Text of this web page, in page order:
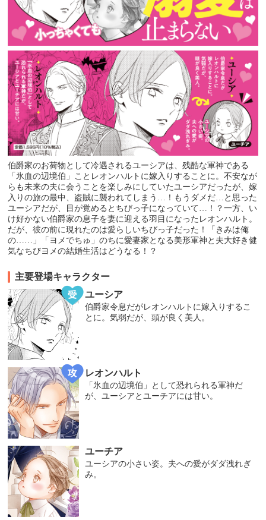
伯爵家のお荷物として冷遇されるユーシアは、残酷な軍神である
「氷血の辺境伯」ことレオンハルトに嫁入りすることに。不安なが
らも未来の夫に会うことを楽しみにしていたユーシアだったが、嫁
入りの旅の最中、盗賊に襲われてしまう…！もうダメだ…と思った
ユーシアだが、目が覚めるとちびっ子になっていて…！？一方、い
け好かない伯爵家の息子を妻に迎える羽目になったレオンハルト。
だが、彼の前に現れたのは愛らしいちびっ子だった！「きみは俺
の……」「ヨメでちゅ」のちに愛妻家となる美形軍神と夫大好き健
気なちびヨメの結婚生活はどうなる！？
主要登場キャラクター
ユーシア
伯爵家令息だがレオンハルトに嫁入りするこ
とに。気弱だが、頭が良く美人。
レオンハルト
「氷血の辺境伯」として恐れられる軍神だ
が、ユーシアとユーチアには甘い。
ユーチア
ユーシアの小さい姿。夫への愛がダダ洩れぎ
み。